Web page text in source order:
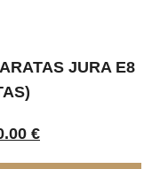
JURA E8
€